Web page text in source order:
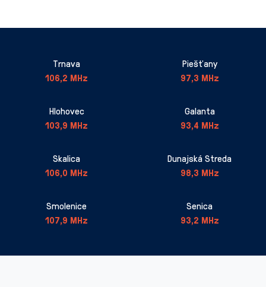
Trnava
106,2 MHz
Piešťany
97,3 MHz
Hlohovec
103,9 MHz
Galanta
93,4 MHz
Skalica
106,0 MHz
Dunajská Streda
98,3 MHz
Smolenice
107,9 MHz
Senica
93,2 MHz